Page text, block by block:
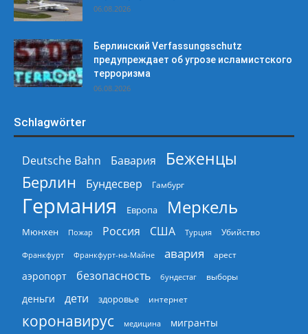
06.08.2026
Берлинский Verfassungsschutz
предупреждает об угрозе исламистского
терроризма
06.08.2026
Schlagwörter
Deutsche Bahn Бавария
Беженцы
Берлин
Бундесвер Гамбург
Германия Европа Меркель
Мюнхен Пожар Россия США Турция Убийство
Франкфурт Франкфурт-на-Майне авария арест
аэропорт безопасность бундестаг выборы
деньги дети здоровье интернет
коронавирус медицина
мигранты